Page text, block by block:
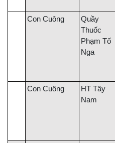
Con Cuông
Quầy
Thuốc
Phạm Tố
Nga
Con Cuông
HT Tây
Nam